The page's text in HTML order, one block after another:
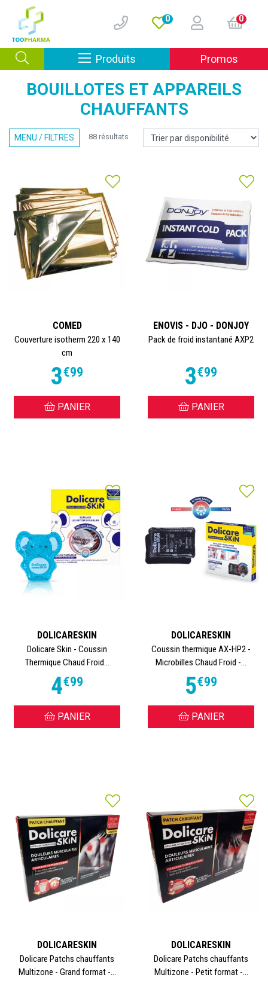
0 0
Produits Afficher la navigation
Promos
BOUILLOTES ET APPAREILS
CHAUFFANTS
MENU / FILTRES 88 résultats
COMED
Couverture isotherm 220 x 140
cm
3€99
PANIER
ENOVIS - DJO - DONJOY
Pack de froid instantané AXP2
3€99
PANIER
DOLICARESKIN
Dolicare Skin - Coussin
Thermique Chaud Froid...
4€99
PANIER
DOLICARESKIN
Coussin thermique AX-HP2 -
Microbilles Chaud Froid -...
5€99
PANIER
DOLICARESKIN
Dolicare Patchs chauffants
Multizone - Grand format -...
DOLICARESKIN
Dolicare Patchs chauffants
Multizone - Petit format -...